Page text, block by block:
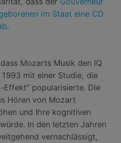
im Staat eine CD
.
Mozarts Musik den IQ
mit einer Studie, die
popularisierte. Die
Hören von Mozart
und Ihre kognitiven
In den letzten Jahren
vernachlässigt,